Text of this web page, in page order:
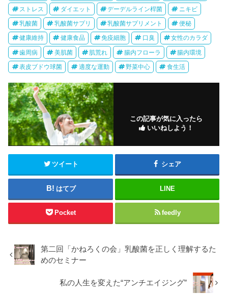
ストレス ダイエット デーデルライン桿菌 ニキビ
乳酸菌 乳酸菌サプリ 乳酸菌サプリメント 便秘
健康維持 健康食品 免疫細胞 口臭 女性のカラダ
歯周病 美肌菌 肌荒れ 腸内フローラ 腸内環境
表皮ブドウ球菌 適度な運動 野菜中心 食生活
この記事が気に入ったら
いいねしよう！
ツイート シェア
はてブ LINE
Pocket feedly
第二回「かねろくの会」乳酸菌を正しく理解するた
めのセミナー
私の人生を変えた“アンチエイジング”